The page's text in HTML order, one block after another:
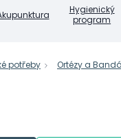
Hygienický
program
potřeby Ortézy a